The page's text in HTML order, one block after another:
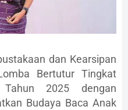
dan Kearsipan
Bertutur Tingkat
2025 dengan
Budaya Baca Anak